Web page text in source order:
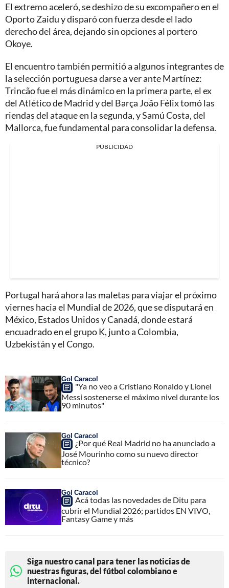
El extremo aceleró, se deshizo de su excompañero en el
Oporto Zaidu y disparó con fuerza desde el lado
derecho del área, dejando sin opciones al portero
Okoye.
El encuentro también permitió a algunos integrantes de
la selección portuguesa darse a ver ante Martínez:
Trincão fue el más dinámico en la primera parte, el ex
del Atlético de Madrid y del Barça João Félix tomó las
riendas del ataque en la segunda, y Samú Costa, del
Mallorca, fue fundamental para consolidar la defensa.
PUBLICIDAD
Portugal hará ahora las maletas para viajar el próximo
viernes hacia el Mundial de 2026, que se disputará en
México, Estados Unidos y Canadá, donde estará
encuadrado en el grupo K, junto a Colombia,
Uzbekistán y el Congo.
Gol Caracol
"Ya no veo a Cristiano Ronaldo y Lionel
Messi sostenerse el máximo nivel durante los
90 minutos"
Gol Caracol
¿Por qué Real Madrid no ha anunciado a
José Mourinho como su nuevo director
técnico?
Gol Caracol
Acá todas las novedades de Ditu para
cubrir el Mundial 2026; partidos EN VIVO,
Fantasy Game y más
Siga nuestro canal para tener las noticias de
nuestras figuras, del fútbol colombiano e
internacional.